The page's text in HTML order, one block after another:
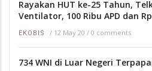
Rayakan HUT ke-25 Tahun,
Ventilator, 100 Ribu APD dan
EKOBIS / 12 May 20 / 0 comments
734 WNI di Luar Negeri